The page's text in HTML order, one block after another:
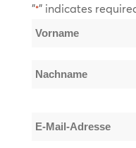
"*" indicates
Name
E-